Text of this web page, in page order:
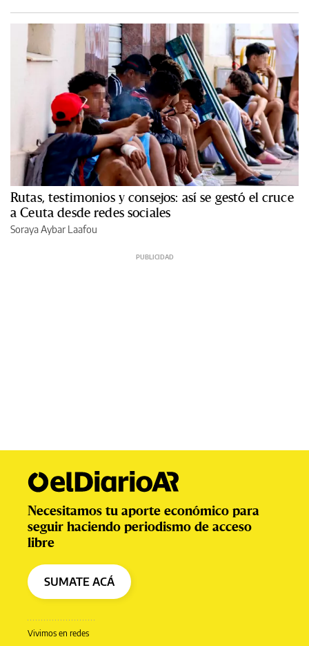
Rutas, testimonios y consejos: así se gestó el cruce
a Ceuta desde redes sociales
Soraya Aybar Laafou
Vivimos en redes
Necesitamos tu aporte económico para
seguir haciendo periodismo de acceso
libre
SUMATE ACÁ